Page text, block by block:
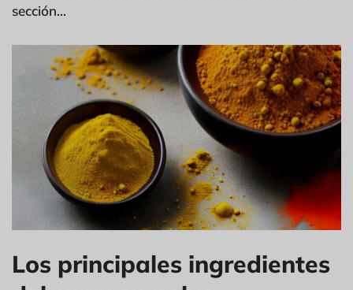
sección...
Los principales ingredientes